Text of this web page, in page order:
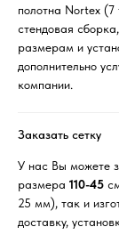
полотна Nortex
стендовая
размерам и
дополнительно
компании.
Заказать сетку
У нас Вы можете
размера 110-45
25 мм), так и
доставку,